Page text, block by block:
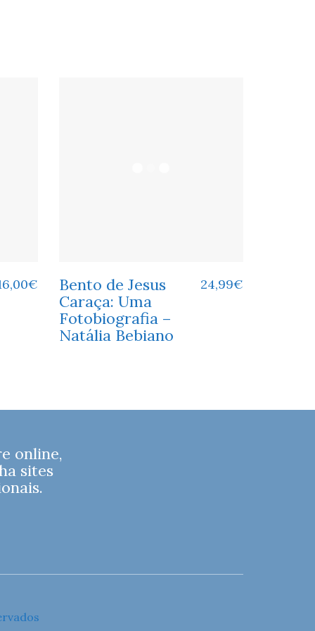
€
Bento de Jesus
Caraça: Uma
Fotobiografia –
Natália Bebiano
24,99€
online,
sites